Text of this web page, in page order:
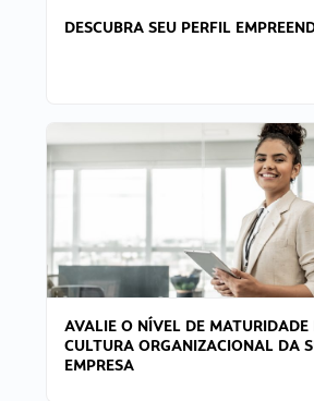
DESCUBRA SEU PERFIL
AVALIE O NÍVEL DE MATURIDADE
CULTURA ORGANIZACIONAL DA
EMPRESA